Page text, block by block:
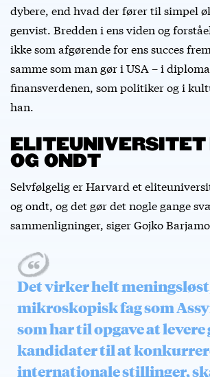
dybere, end hvad der fører til simpel
genvist. Bredden i ens viden og
ikke som afgørende for ens succes
samme som man gør i USA – i
finansverdenen, som politiker og i
han.
ELITEUNIVERSITET
OG ONDT
Selvfølgelig er Harvard et
og ondt, og det gør det nogle gange
sammenligninger, siger Gojko
Det virker helt
mikroskopisk fag som
som har til opgave at levere
kandidater til at
internationale stillinger,